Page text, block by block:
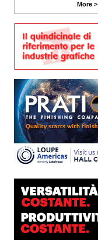
package printing alle
Platinum Technologies
presenta SIGNATURE
sviluppo e analisi
approfondita delle reali
esigenze produttive del
mercato, Platinum
Technologies, centro
europeo di ricerca e...
Nava Press sceglie
AccurioJet 30000
Nava Press ha scelto di
AccurioJet 30000 di Konica
Minolta, il sistema inkjet UV
LED B2+ progettato per...
Polyedra diventa un
marchio europeo: nasce
More >